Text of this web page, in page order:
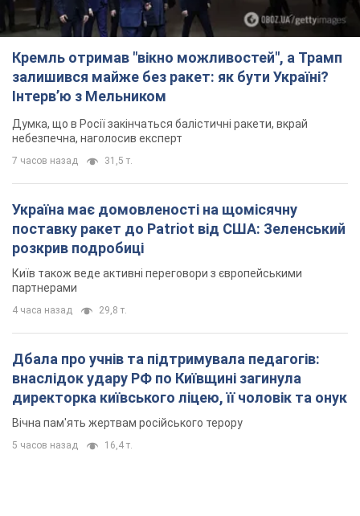
Кремль отримав "вікно можливостей", а Трамп
залишився майже без ракет: як бути Україні?
Інтерв’ю з Мельником
Думка, що в Росії закінчаться балістичні ракети, вкрай
небезпечна, наголосив експерт
7 часов назад 31,5 т.
Україна має домовленості на щомісячну
поставку ракет до Patriot від США: Зеленський
розкрив подробиці
Київ також веде активні переговори з європейськими
партнерами
4 часа назад 29,8 т.
Дбала про учнів та підтримувала педагогів:
внаслідок удару РФ по Київщині загинула
директорка київського ліцею, її чоловік та онук
Вічна пам'ять жертвам російського терору
5 часов назад 16,4 т.